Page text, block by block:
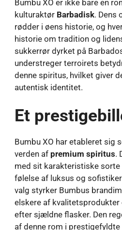
Bumbu XO er ikke bare en
kulturaktør Barbadisk. Dens
rødder i øens historie, og
historie om tradition og
sukkerrør dyrket på
understreger terroirets
denne spiritus, hvilket giver
autentisk identitet.
Et
Bumbu XO har etableret sig
verden af premium spiritus.
med sit karakteristiske
følelse af luksus og
valg styrker Bumbus
elskere af kvalitetsprodukter
efter sjældne flasker. Den
af denne rom i prestigefyldte